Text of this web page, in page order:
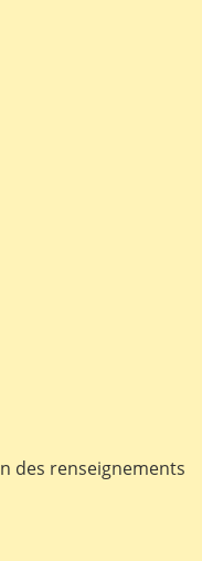
des renseignements